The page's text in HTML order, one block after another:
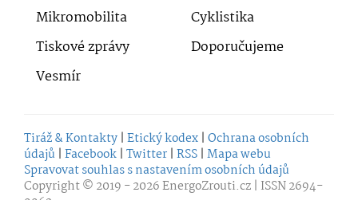
Mikromobilita
Cyklistika
Tiskové zprávy
Doporučujeme
Vesmír
Tiráž & Kontakty | Etický kodex | Ochrana osobních
údajů | Facebook | Twitter | RSS | Mapa webu
Spravovat souhlas s nastavením osobních údajů
Copyright © 2019 - 2026EnergoZrouti.cz | ISSN 2694-